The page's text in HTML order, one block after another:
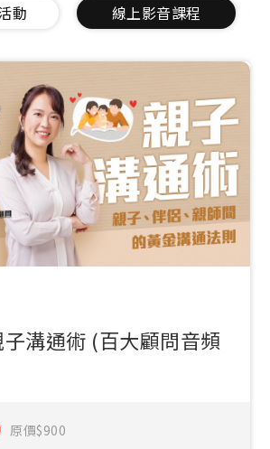
線上影音課程 大大讀
溝通術 (百大顧問音頻
原價 900